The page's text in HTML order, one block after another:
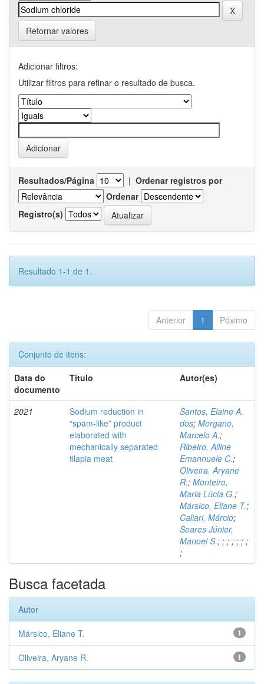
Retornar valores
Adicionar filtros:
Utilizar filtros para refinar o resultado de busca.
Resultados/Página | Ordenar registros por
Ordenar
Registro(s)
Resultado 1-1 de 1.
Anterior 1 Póximo
Conjunto de itens:
Data do
documento
Título Autor(es)
2021
Sodium reduction in
“spam-like” product
elaborated with
mechanically separated
tilapia meat
Santos, Elaine A.
dos; Morgano,
Marcelo A.;
Ribeiro, Alline
Emannuele C.;
Oliveira, Aryane
R.; Monteiro,
Maria Lúcia G.;
Mársico, Eliane T.;
Caliari, Márcio;
Soares Júnior,
Manoel S.; ; ; ; ; ; ;
;
Busca facetada
Autor
1
Mársico, Eliane T.
1
Oliveira, Aryane R.